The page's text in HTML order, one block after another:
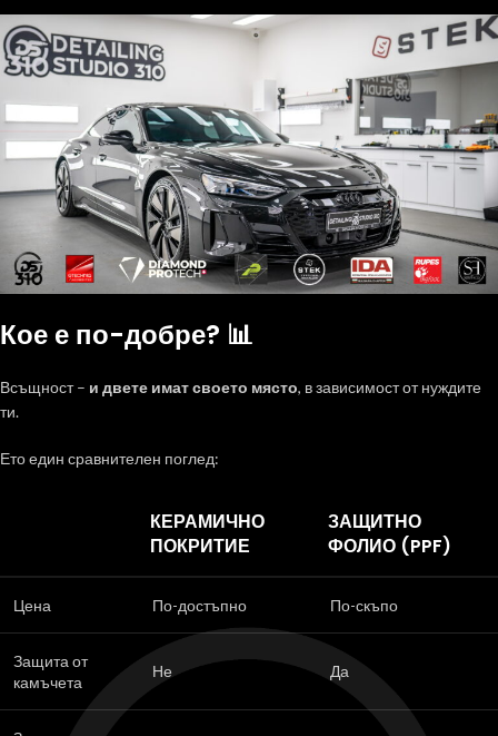
Кое е по-добре? 📊
Всъщност – и двете имат своето място, в зависимост от нуждите
ти.
Ето един сравнителен поглед:
КЕРАМИЧНО
ПОКРИТИЕ
ЗАЩИТНО
ФОЛИО (PPF)
Цена По-достъпно По-скъпо
Защита от
камъчета
Не Да